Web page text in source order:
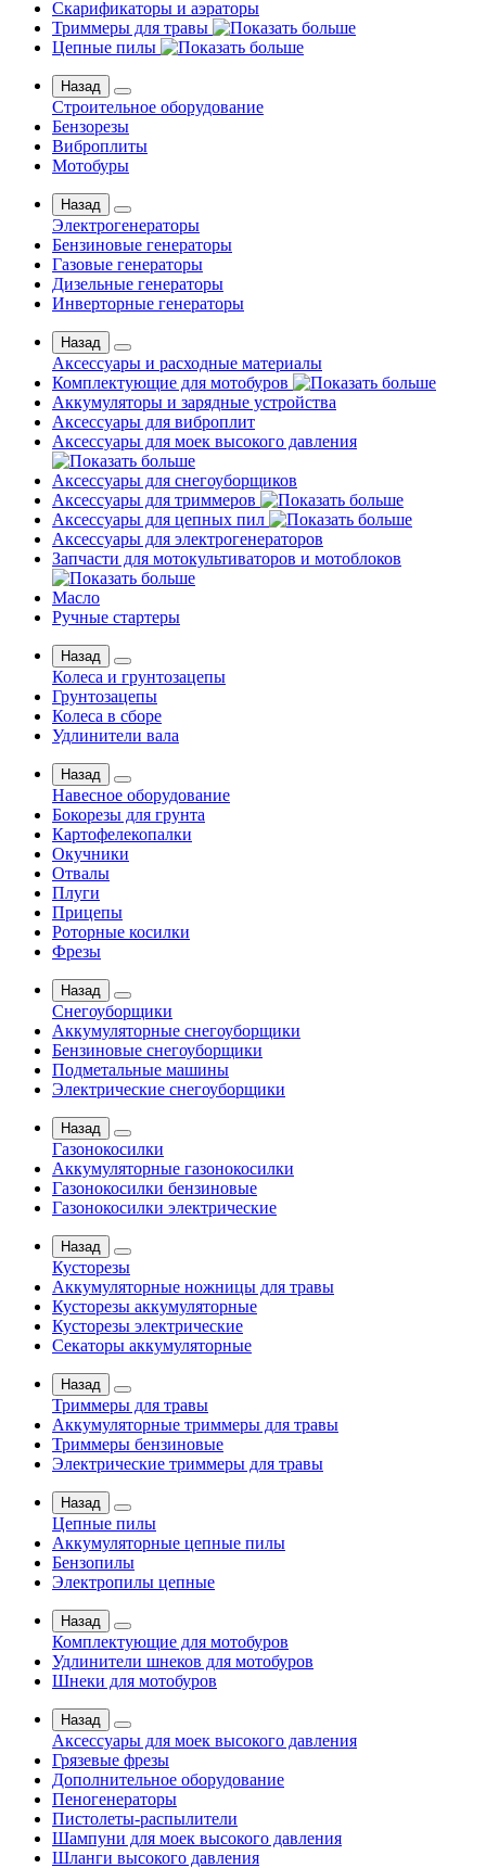
Скарификаторы и аэраторы
Триммеры для травы
Цепные пилы
Назад
Строительное оборудование
Бензорезы
Виброплиты
Мотобуры
Назад
Электрогенераторы
Бензиновые генераторы
Газовые генераторы
Дизельные генераторы
Инверторные генераторы
Назад
Аксессуары и расходные материалы
Комплектующие для мотобуров
Аккумуляторы и зарядные устройства
Аксессуары для виброплит
Аксессуары для моек высокого давления
Аксессуары для снегоуборщиков
Аксессуары для триммеров
Аксессуары для цепных пил
Аксессуары для электрогенераторов
Запчасти для мотокультиваторов и мотоблоков
Масло
Ручные стартеры
Назад
Колеса и грунтозацепы
Грунтозацепы
Колеса в сборе
Удлинители вала
Назад
Навесное оборудование
Бокорезы для грунта
Картофелекопалки
Окучники
Отвалы
Плуги
Прицепы
Роторные косилки
Фрезы
Назад
Снегоуборщики
Аккумуляторные снегоуборщики
Бензиновые снегоуборщики
Подметальные машины
Электрические снегоуборщики
Назад
Газонокосилки
Аккумуляторные газонокосилки
Газонокосилки бензиновые
Газонокосилки электрические
Назад
Кусторезы
Аккумуляторные ножницы для травы
Кусторезы аккумуляторные
Кусторезы электрические
Секаторы аккумуляторные
Назад
Триммеры для травы
Аккумуляторные триммеры для травы
Триммеры бензиновые
Электрические триммеры для травы
Назад
Цепные пилы
Аккумуляторные цепные пилы
Бензопилы
Электропилы цепные
Назад
Комплектующие для мотобуров
Удлинители шнеков для мотобуров
Шнеки для мотобуров
Назад
Аксессуары для моек высокого давления
Грязевые фрезы
Дополнительное оборудование
Пеногенераторы
Пистолеты-распылители
Шампуни для моек высокого давления
Шланги высокого давления